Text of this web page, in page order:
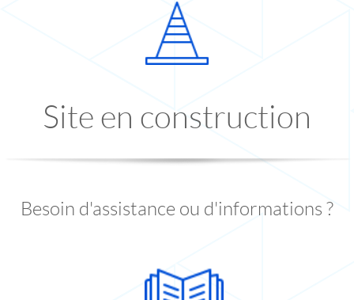
Site en construction
Besoin d'assistance ou d'informations ?